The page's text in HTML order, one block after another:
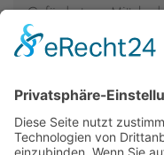
Gefördert aus Mitteln
Die Veranstaltung
Trägergruppe für
Frauen und Jugend